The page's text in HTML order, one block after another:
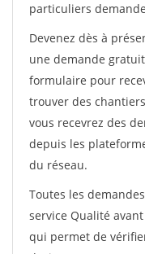
particuliers
Devenez dès à
une demande
formulaire pour
trouver des
vous recevrez des
depuis les
du réseau.
Toutes les
service Qualité
qui permet de